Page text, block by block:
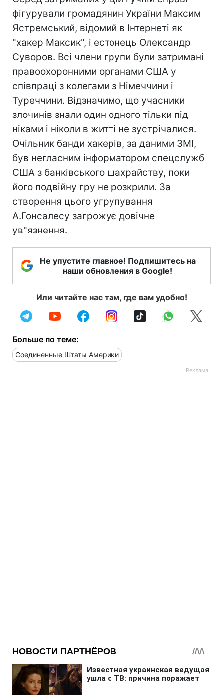
фігурували громадянин України Максим
Ястремський, відомий в Інтернеті як
"хакер Максик", і естонець Олександр
Суворов. Всі члени групи були затримані
правоохоронними органами США у
співпраці з колегами з Німеччини і
Туреччини. Відзначимо, що учасники
злочинів знали один одного тільки під
ніками і ніколи в житті не зустрічалися.
Очільник банди хакерів, за даними ЗМІ,
був негласним інформатором спецслужб
США з банківського шахрайству, поки
його подвійну гру не розкрили. За
створення цього угрупування
А.Гонсалесу загрожує довічне
ув"язнення.
Не упустите главное! Подпишитесь на
наши обновления в Google!
Или читайте нас там, где вам удобно!
Больше по теме:
Соединенные Штаты Америки